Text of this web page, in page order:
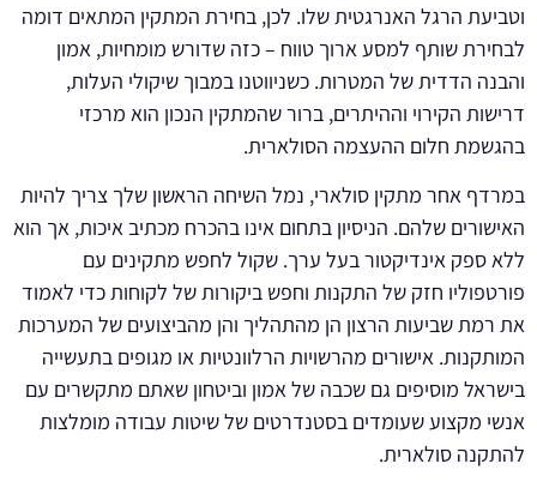
וטביעת הרגל האנרגטית שלו. לכן, בחירת המתקין המתאים דומה
לבחירת שותף למסע ארוך טווח – כזה שדורש מומחיות, אמון
והבנה הדדית של המטרות. כשניווטנו במבוך שיקולי העלות,
דרישות הקירוי וההיתרים, ברור שהמתקין הנכון הוא מרכזי
בהגשמת חלום ההעצמה הסולארית.
במרדף אחר מתקין סולארי, נמל השיחה הראשון שלך צריך להיות
האישורים שלהם. הניסיון בתחום אינו בהכרח מכתיב איכות, אך הוא
ללא ספק אינדיקטור בעל ערך. שקול לחפש מתקינים עם
פורטפוליו חזק של התקנות וחפש ביקורות של לקוחות כדי לאמוד
את רמת שביעות הרצון הן מהתהליך והן מהביצועים של המערכות
המותקנות. אישורים מהרשויות הרלוונטיות או מגופים בתעשייה
בישראל מוסיפים גם שכבה של אמון וביטחון שאתם מתקשרים עם
אנשי מקצוע שעומדים בסטנדרטים של שיטות עבודה מומלצות
להתקנה סולארית.